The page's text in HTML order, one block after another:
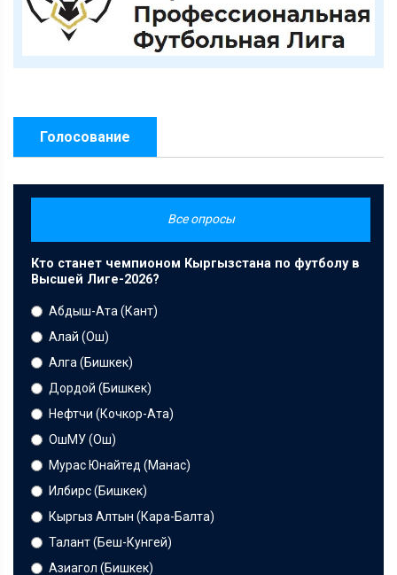
Голосование
Все опросы
Кто станет чемпионом Кыргызстана по футболу в
Высшей Лиге-2026?
Абдыш-Ата (Кант)
Алай (Ош)
Алга (Бишкек)
Дордой (Бишкек)
Нефтчи (Кочкор-Ата)
ОшМУ (Ош)
Мурас Юнайтед (Манас)
Илбирс (Бишкек)
Кыргыз Алтын (Кара-Балта)
Талант (Беш-Кунгей)
Азиагол (Бишкек)